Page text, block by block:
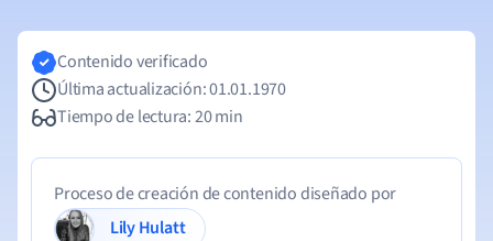
Contenido verificado
Última actualización: 01.01.1970
Tiempo de lectura: 20 min
Proceso de creación de contenido diseñado por
Lily Hulatt